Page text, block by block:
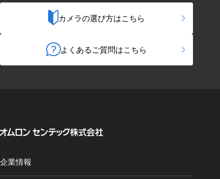
カメラの選び方はこちら
よくあるご質問はこちら
企業情報